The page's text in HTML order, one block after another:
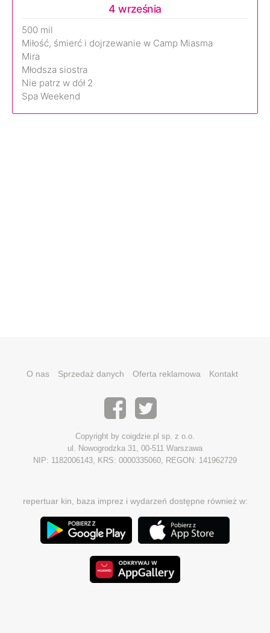
4 września
500 mil
Miłość, śmierć i dojrzewanie w Camp Miasma
Mira
Młodsza siostra
Nie patrz w dół 2
Spa Weekend
O nas Sprzedaż danych Oferta reklamowa Kontakt
Copyright by coigdzie.pl sp. z o.o.
ul. Nowogrodzka 31, 00-511 Warszawa
NIP: 1182006143, KRS: 0000335060, REGON: 141962729
repertuar kin, baza imprez i wydarzeń dostępne również w: